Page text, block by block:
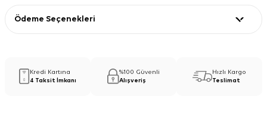
Ödeme Seçenekleri
Kredi Kartına
4 Taksit İmkanı
%100 Güvenli
Alışveriş
Hızlı Kargo
Teslimat